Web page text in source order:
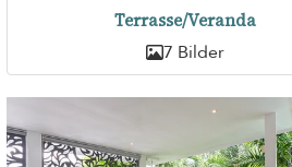
Terrasse/Veranda
7 Bilder